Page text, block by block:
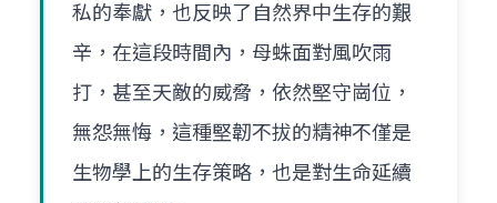
私的奉獻，也反映了自然界中生存的艱
辛，在這段時間內，母蛛面對風吹雨
打，甚至天敵的威脅，依然堅守崗位，
無怨無悔，這種堅韌不拔的精神不僅是
生物學上的生存策略，也是對生命延續